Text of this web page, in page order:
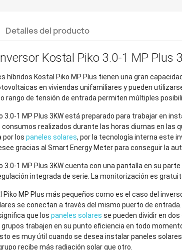
Detalles del producto
Kostal Piko 3.0-1 MP Plus
híbridos Kostal Piko MP Plus tienen una gran
en viviendas unifamiliares y pueden
rango de tensión de entrada permiten múltiples
3.0-1 MP Plus 3KW está preparado para trabajar en
consumos realizados durante las horas diurnas en las
por los paneles solares, por la tecnología interna este
gracias al Smart Energy Meter para conseguir la
3.0-1 MP Plus 3KW cuenta con una pantalla en su
integrada de serie. La monitorización es
Piko MP Plus más pequeños como es el caso del
se conectan a través del mismo puerto de
que los paneles solares se pueden dividir en
trabajen en su punto eficiencia en todo
es muy útil cuando se desea instalar paneles
recibe más radiación solar que otro.